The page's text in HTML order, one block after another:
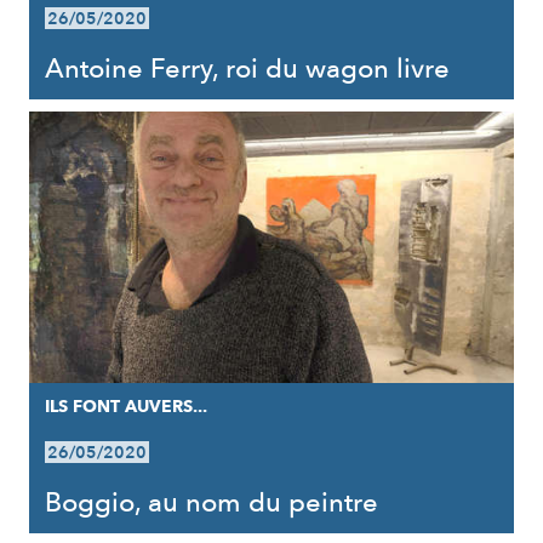
26/05/2020
Antoine Ferry, roi du wagon livre
ILS FONT AUVERS...
26/05/2020
Boggio, au nom du peintre